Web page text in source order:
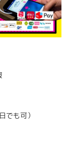
でも可）